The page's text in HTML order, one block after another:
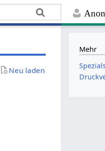
Neu laden
Mehr